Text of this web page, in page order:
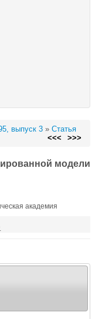
выпуск 3 » Статья
<<< >>>
модели
академия